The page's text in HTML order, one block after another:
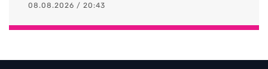
08.08.2026 / 20:43